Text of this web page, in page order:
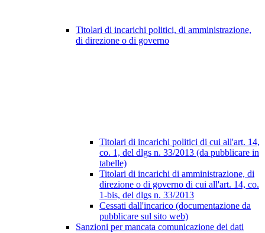
Titolari di incarichi politici, di amministrazione,
di direzione o di governo
Titolari di incarichi politici di cui all'art. 14,
co. 1, del dlgs n. 33/2013 (da pubblicare in
tabelle)
Titolari di incarichi di amministrazione, di
direzione o di governo di cui all'art. 14, co.
1-bis, del dlgs n. 33/2013
Cessati dall'incarico (documentazione da
pubblicare sul sito web)
Sanzioni per mancata comunicazione dei dati